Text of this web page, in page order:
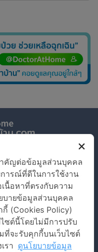
อาการเจ็บป่วย
ขการใช้งานเว็บไซต์
ด
น 7 ห้องเลขที่ 7E ถนน
คัญต่อข้อมูลส่วนบุคคล
ารณ์ที่ดีในการใช้งาน
นื้อหาที่ตรงกับความ
บายข้อมูลส่วนบุคคล
(Cookies Policy)
ซต์นี้โดยไม่มีการปรับ
ที่จะรับคุกกี้บนเว็บไซต์
รา ดูนโยบายข้อมูล